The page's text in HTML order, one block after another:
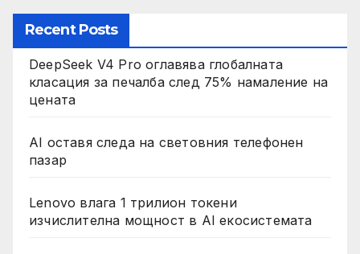
Recent Posts
DeepSeek V4 Pro оглавява глобалната
класация за печалба след 75% намаление на
цената
AI оставя следа на световния телефонен
пазар
Lenovo влага 1 трилион токени
изчислителна мощност в AI екосистемата